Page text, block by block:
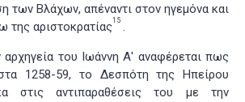
των Βλάχων, απέναντι στον ηγεμόνα και
της αριστοκρατίας15 .
αρχηγεία του Ιωάννη Α' αναφέρεται πως
1258-59, το Δεσπότη της Ηπείρου
στις αντιπαραθέσεις του με την